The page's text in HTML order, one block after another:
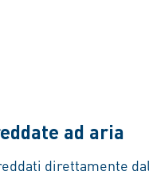
ad aria
direttamente